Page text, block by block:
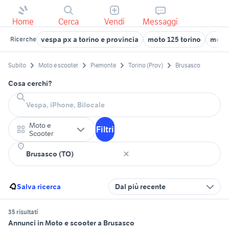
Home Cerca Vendi Messaggi
Ricerche vespa px a torino e provincia moto 125 torino
Subito Moto e scooter Piemonte Torino (Prov) Brusasco
Cosa cerchi?
Moto e
Scooter
Filtri
Salva ricerca Dal più recente
35 risultati
Annunci in Moto e scooter a Brusasco